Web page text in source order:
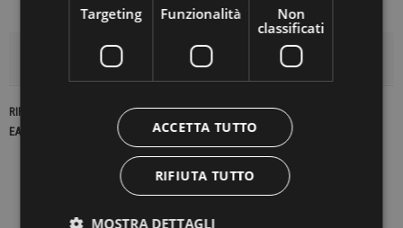
DETTAGLI DEL PRODOTTO
RIFERIMENTO
EAN13
Targeting Funzionalità
Non
classificati
ACCETTA TUTTO
RIFIUTA TUTTO
MOSTRA DETTAGLI